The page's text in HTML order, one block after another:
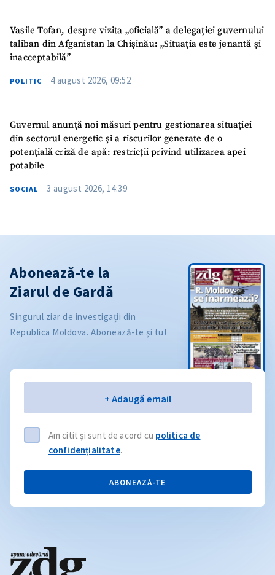
Vasile Tofan, despre vizita „oficială” a delegației guvernului
taliban din Afganistan la Chișinău: „Situația este jenantă și
inacceptabilă”
POLITIC 4 august 2026, 09:52
Guvernul anunță noi măsuri pentru gestionarea situației
din sectorul energetic și a riscurilor generate de o
potențială criză de apă: restricții privind utilizarea apei
potabile
SOCIAL 3 august 2026, 14:39
Abonează-te la
Ziarul de Gardă
Singurul ziar de investigații din
Republica Moldova. Abonează-te și tu!
+ Adaugă email
Am citit și sunt de acord cu politica de
confidențialitate.
ABONEAZĂ-TE